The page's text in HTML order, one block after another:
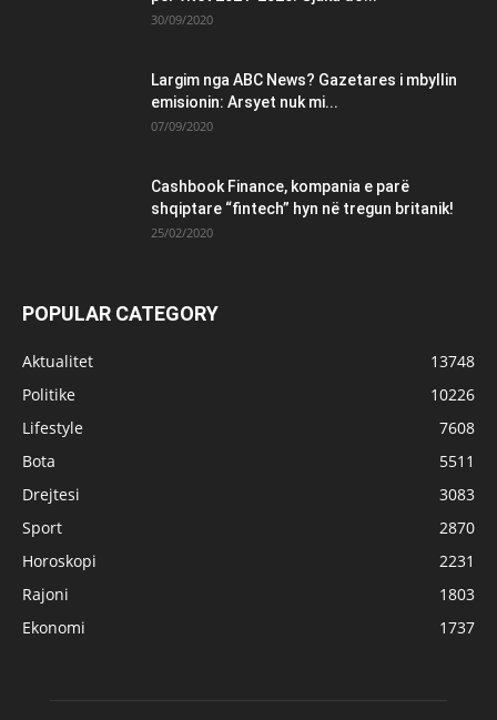
30/09/2020
Largim nga ABC News? Gazetares i mbyllin
emisionin: Arsyet nuk mi...
07/09/2020
Cashbook Finance, kompania e parë
shqiptare “fintech” hyn në tregun britanik!
25/02/2020
POPULAR CATEGORY
Aktualitet
13748
Politike
10226
Lifestyle
7608
Bota
5511
Drejtesi
3083
Sport
2870
Horoskopi
2231
Rajoni
1803
Ekonomi
1737